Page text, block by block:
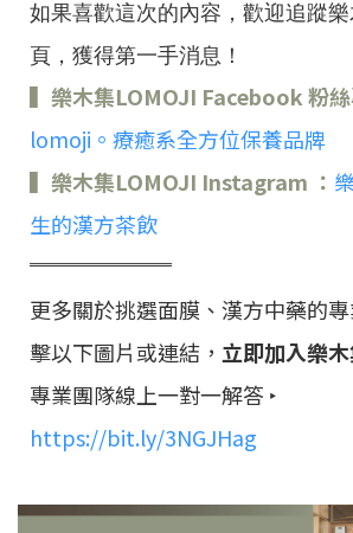
如果喜歡這次的內容，歡迎追蹤
頁，獲得第一手消息！
▍樂木集LOMOJI Facebook 粉絲
lomoji。療癒系全方位保養品牌
▍樂木集LOMOJI Instagram ：
生的漢方茶飲
═════
更多關於挑選面膜、漢方中藥的
擊以下圖片或連結， 立即加入樂
專業團隊線上一對一解答 ‣
https://bit.ly/3NGJHag